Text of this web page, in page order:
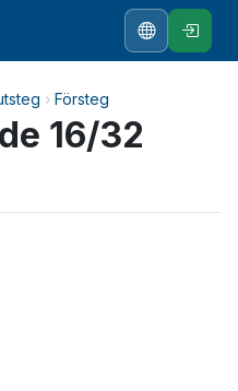
› Försteg
16/32